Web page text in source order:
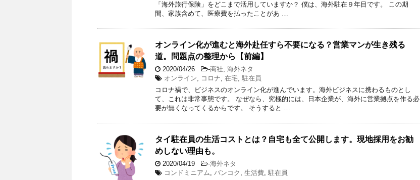
「海外旅行保険」をどこまで活用していますか？ 僕は、海外駐在９年目です。 この期
間、家族含めて、医療費を払ったことがあ …
オンライン化が進むと海外赴任すら不要になる？営業マンが生き残る
道。問題点の整理から【前編】
2020/04/26 -商社, 海外ネタ
オンライン, コロナ, 在宅, 駐在員
コロナ禍で、ビジネスのオンライン化が進んでいます。海外ビジネスに携わるものとし
て、これは非常事態です。 なぜなら、究極的には、日本企業が、海外に営業拠点を作る必
要が無くなってくるからです。 そうすると …
タイ駐在員の生活コストとは？自宅も全て公開します。現地採用をお勧
めしない理由も。
2020/04/19 -海外ネタ
コンドミニアム, バンコク , 生活費, 駐在員